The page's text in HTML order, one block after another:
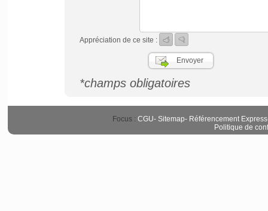
Appréciation de ce site :
*champs obligatoires
Focus : CGU- Sitemap- Référencement Express
Politique de